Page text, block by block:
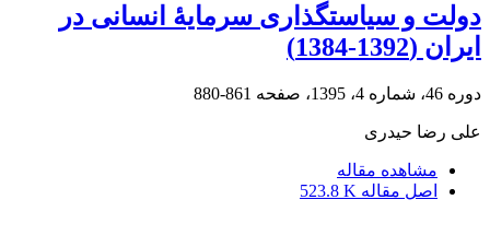
دولت و سیاستگذاری سرمایۀ انسانی در
ایران (1392-1384)
دوره 46، شماره 4، 1395، صفحه 861-880
علی رضا حیدری
مشاهده مقاله
اصل مقاله 523.8 K